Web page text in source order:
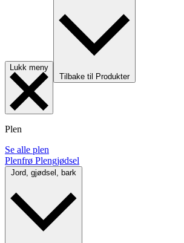
Lukk meny
Tilbake til Produkter
Plen
Se alle plen
Plenfrø Plengjødsel